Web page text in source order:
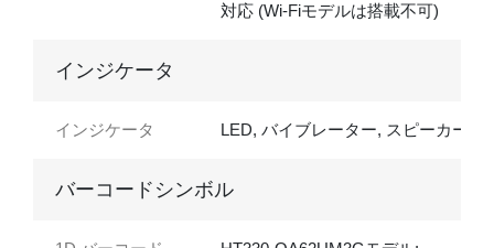
対応 (Wi-Fiモデルは搭載不可)
インジケータ
インジケータ LED, バイブレーター, スピーカー
バーコードシンボル